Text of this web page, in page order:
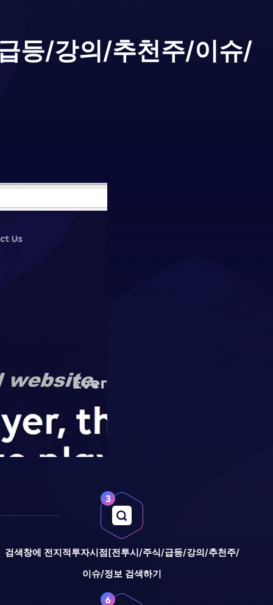
등/강의/추천주/이슈/
검색창에 전지적투자시점[전투시/주식/급등/강의/추천주/
이슈/정보 검색하기